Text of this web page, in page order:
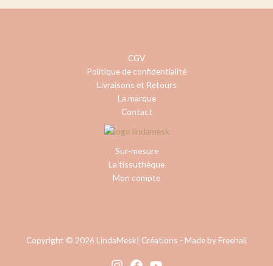
CGV
Politique de confidentialité
Livraisons et Retours
La marque
Contact
Sur-mesure
La tissuthèque
Mon compte
Copyright © 2026 LindaMesk| Créations - Made by Freehali